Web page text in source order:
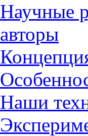
Научные
авторы
Наши